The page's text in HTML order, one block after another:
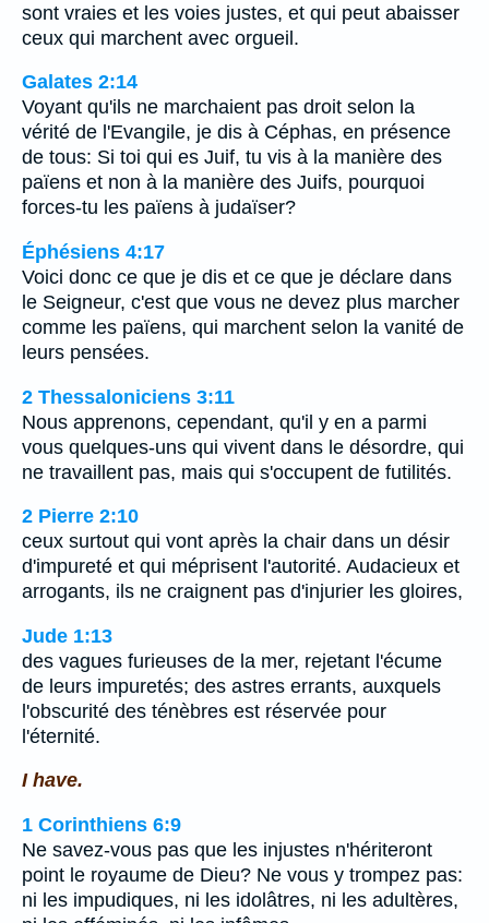
sont vraies et les voies justes, et qui peut abaisser
ceux qui marchent avec orgueil.
Galates 2:14
Voyant qu'ils ne marchaient pas droit selon la
vérité de l'Evangile, je dis à Céphas, en présence
de tous: Si toi qui es Juif, tu vis à la manière des
païens et non à la manière des Juifs, pourquoi
forces-tu les païens à judaïser?
Éphésiens 4:17
Voici donc ce que je dis et ce que je déclare dans
le Seigneur, c'est que vous ne devez plus marcher
comme les païens, qui marchent selon la vanité de
leurs pensées.
2 Thessaloniciens 3:11
Nous apprenons, cependant, qu'il y en a parmi
vous quelques-uns qui vivent dans le désordre, qui
ne travaillent pas, mais qui s'occupent de futilités.
2 Pierre 2:10
ceux surtout qui vont après la chair dans un désir
d'impureté et qui méprisent l'autorité. Audacieux et
arrogants, ils ne craignent pas d'injurier les gloires,
Jude 1:13
des vagues furieuses de la mer, rejetant l'écume
de leurs impuretés; des astres errants, auxquels
l'obscurité des ténèbres est réservée pour
l'éternité.
I have.
1 Corinthiens 6:9
Ne savez-vous pas que les injustes n'hériteront
point le royaume de Dieu? Ne vous y trompez pas:
ni les impudiques, ni les idolâtres, ni les adultères,